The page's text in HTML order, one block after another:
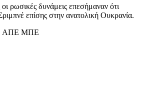
ρωσικές δυνάμεις επεσήμαναν ότι
επίσης στην ανατολική Ουκρανία.
ΑΠΕ ΜΠΕ